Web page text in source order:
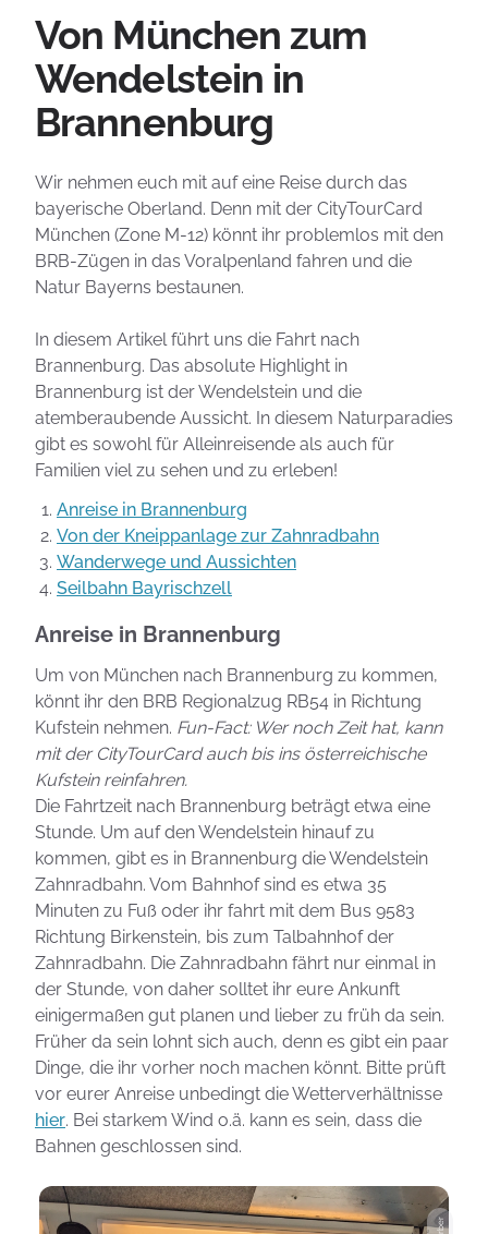
Von München zum
Wendelstein in
Brannenburg
Wir nehmen euch mit auf eine Reise durch das
bayerische Oberland. Denn mit der CityTourCard
München (Zone M-12) könnt ihr problemlos mit den
BRB-Zügen in das Voralpenland fahren und die
Natur Bayerns bestaunen.
In diesem Artikel führt uns die Fahrt nach
Brannenburg. Das absolute Highlight in
Brannenburg ist der Wendelstein und die
atemberaubende Aussicht. In diesem Naturparadies
gibt es sowohl für Alleinreisende als auch für
Familien viel zu sehen und zu erleben!
Anreise in Brannenburg
Von der Kneippanlage zur Zahnradbahn
Wanderwege und Aussichten
Seilbahn Bayrischzell
Anreise in Brannenburg
Um von München nach Brannenburg zu kommen,
könnt ihr den BRB Regionalzug RB54 in Richtung
Kufstein nehmen. Fun-Fact: Wer noch Zeit hat, kann
mit der CityTourCard auch bis ins österreichische
Kufstein reinfahren.
Die Fahrtzeit nach Brannenburg beträgt etwa eine
Stunde. Um auf den Wendelstein hinauf zu
kommen, gibt es in Brannenburg die Wendelstein
Zahnradbahn. Vom Bahnhof sind es etwa 35
Minuten zu Fuß oder ihr fahrt mit dem Bus 9583
Richtung Birkenstein, bis zum Talbahnhof der
Zahnradbahn. Die Zahnradbahn fährt nur einmal in
der Stunde, von daher solltet ihr eure Ankunft
einigermaßen gut planen und lieber zu früh da sein.
Früher da sein lohnt sich auch, denn es gibt ein paar
Dinge, die ihr vorher noch machen könnt. Bitte prüft
vor eurer Anreise unbedingt die Wetterverhältnisse
hier. Bei starkem Wind o.ä. kann es sein, dass die
Bahnen geschlossen sind.